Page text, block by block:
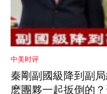
中美时评
秦剛副國級降到副
麽團夥一起扳倒的